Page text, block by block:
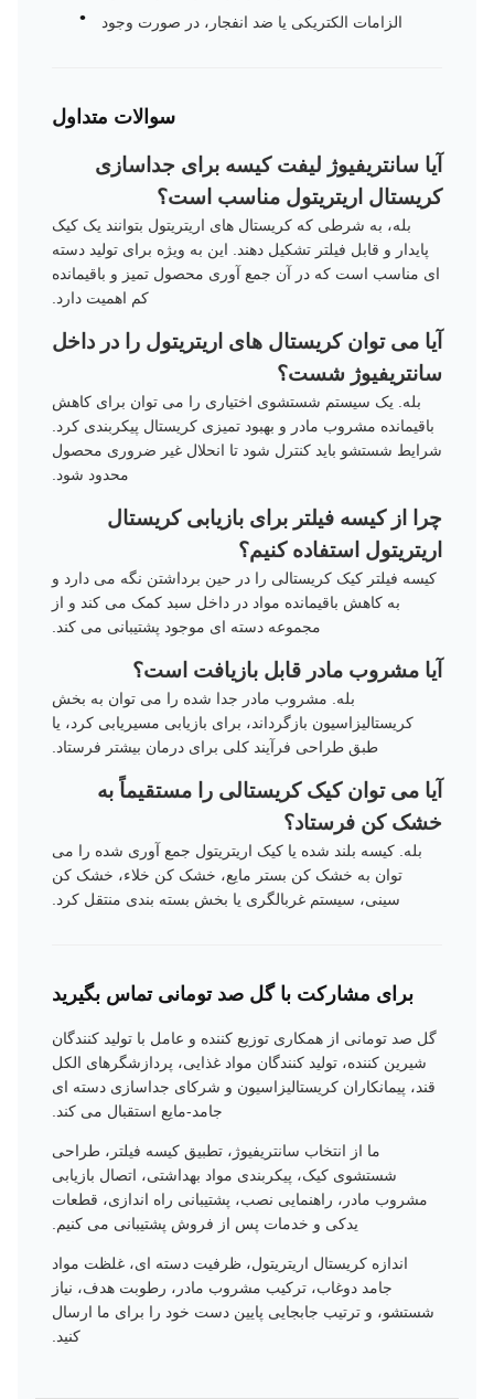
الزامات الکتریکی یا ضد انفجار، در صورت وجود
سوالات متداول
آیا سانتریفیوژ لیفت کیسه برای جداسازی
کریستال اریتریتول مناسب است؟
بله، به شرطی که کریستال های اریتریتول بتوانند یک کیک
پایدار و قابل فیلتر تشکیل دهند. این به ویژه برای تولید دسته
ای مناسب است که در آن جمع آوری محصول تمیز و باقیمانده
کم اهمیت دارد.
آیا می توان کریستال های اریتریتول را در داخل
سانتریفیوژ شست؟
بله. یک سیستم شستشوی اختیاری را می توان برای کاهش
باقیمانده مشروب مادر و بهبود تمیزی کریستال پیکربندی کرد.
شرایط شستشو باید کنترل شود تا انحلال غیر ضروری محصول
محدود شود.
چرا از کیسه فیلتر برای بازیابی کریستال
اریتریتول استفاده کنیم؟
کیسه فیلتر کیک کریستالی را در حین برداشتن نگه می دارد و
به کاهش باقیمانده مواد در داخل سبد کمک می کند و از
مجموعه دسته ای موجود پشتیبانی می کند.
آیا مشروب مادر قابل بازیافت است؟
بله. مشروب مادر جدا شده را می توان به بخش
کریستالیزاسیون بازگرداند، برای بازیابی مسیریابی کرد، یا
طبق طراحی فرآیند کلی برای درمان بیشتر فرستاد.
آیا می توان کیک کریستالی را مستقیماً به
خشک کن فرستاد؟
بله. کیسه بلند شده یا کیک اریتریتول جمع آوری شده را می
توان به خشک کن بستر مایع، خشک کن خلاء، خشک کن
سینی، سیستم غربالگری یا بخش بسته بندی منتقل کرد.
برای مشارکت با گل صد تومانی تماس بگیرید
گل صد تومانی از همکاری توزیع کننده و عامل با تولید کنندگان
شیرین کننده، تولید کنندگان مواد غذایی، پردازشگرهای الکل
قند، پیمانکاران کریستالیزاسیون و شرکای جداسازی دسته ای
جامد-مایع استقبال می کند.
ما از انتخاب سانتریفیوژ، تطبیق کیسه فیلتر، طراحی
شستشوی کیک، پیکربندی مواد بهداشتی، اتصال بازیابی
مشروب مادر، راهنمایی نصب، پشتیبانی راه اندازی، قطعات
یدکی و خدمات پس از فروش پشتیبانی می کنیم.
اندازه کریستال اریتریتول، ظرفیت دسته ای، غلظت مواد
جامد دوغاب، ترکیب مشروب مادر، رطوبت هدف، نیاز
شستشو، و ترتیب جابجایی پایین دست خود را برای ما ارسال
کنید.